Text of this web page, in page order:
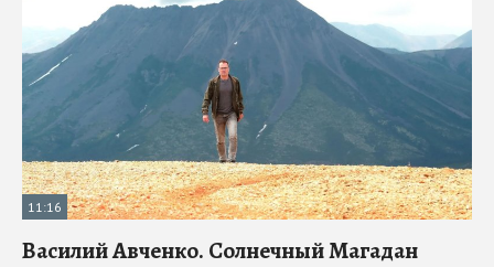
11:16
Василий Авченко. Солнечный Магадан